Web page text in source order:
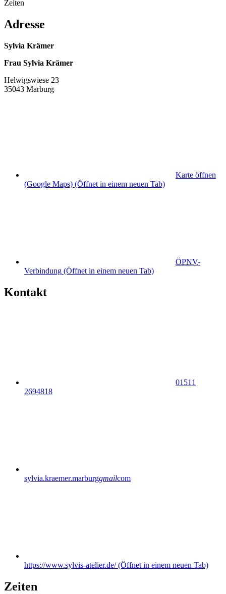
Zeiten
Adresse
Sylvia Krämer
Frau Sylvia Krämer
Helwigswiese 23
35043 Marburg
Karte öffnen
(Google Maps) (Öffnet in einem neuen Tab)
ÖPNV-
Verbindung (Öffnet in einem neuen Tab)
Kontakt
01511
2694818
sylvia.kraemer.marburggmailcom
https://www.sylvis-atelier.de/(Öffnet in einem neuen Tab)
Zeiten